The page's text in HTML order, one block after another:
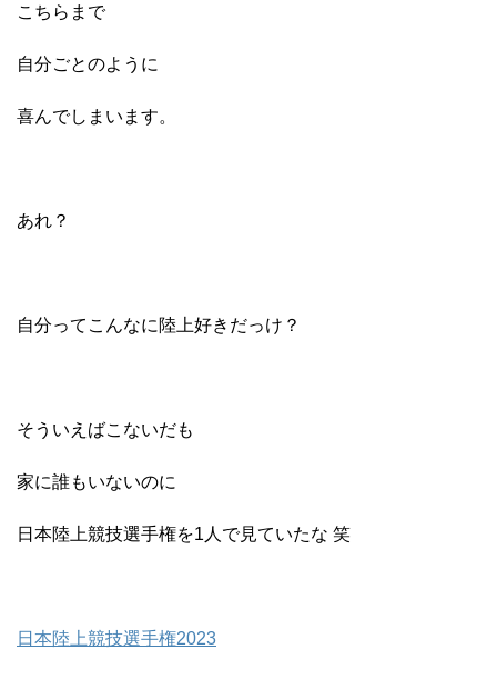
こちらまで
自分ごとのように
喜んでしまいます。
あれ？
自分ってこんなに陸上好きだっけ？
そういえばこないだも
家に誰もいないのに
日本陸上競技選手権を1人で見ていたな 笑
日本陸上競技選手権2023